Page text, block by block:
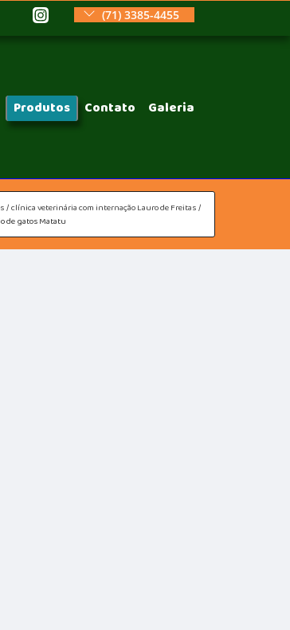
(71) 3385-4455
Produtos Contato Galeria
clínica veterinária com internação Lauro de Freitas
de gatos Matatu